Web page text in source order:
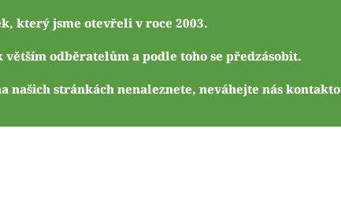
který jsme otevřeli v roce 2003.
odběratelům a podle toho se předzásobit.
stránkách nenaleznete, neváhejte nás